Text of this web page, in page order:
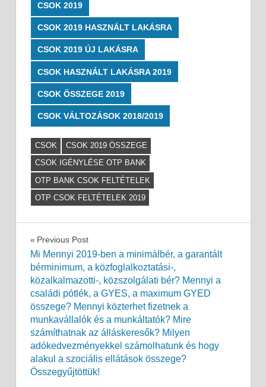
CSOK 2019
CSOK 2019 HASZNÁLT LAKÁSRA
CSOK 2019 ÚJ LAKÁSRA
CSOK HASZNÁLT LAKÁSRA 2019
CSOK ÖSSZEGE 2019
CSOK VÁLTOZÁSOK 2018/2019
CSOK
CSOK 2019 ÖSSZEGE
CSOK IGÉNYLÉSE OTP BANK
OTP BANK CSOK FELTÉTELEK
OTP CSOK FELTÉTELEK 2019
Bejegyzés
navigáció
Previous Post
Mi Mennyi 2019-ben a minimálbér, a garantált
bérminimum, a közfoglalkoztatási-,
közalkalmazotti-, közszolgálati bér? Mennyi a
családi pótlék, a GYES, a maximum GYED
összege? Mennyi közterhet fizetnek a
munkavállalók és a munkáltatók? Mire
számíthatnak az álláskeresők? Milyen
adókedvezményekkel számolhatunk és hogy
alakul a szociális ellátások összege?
Összegyűjtöttük!